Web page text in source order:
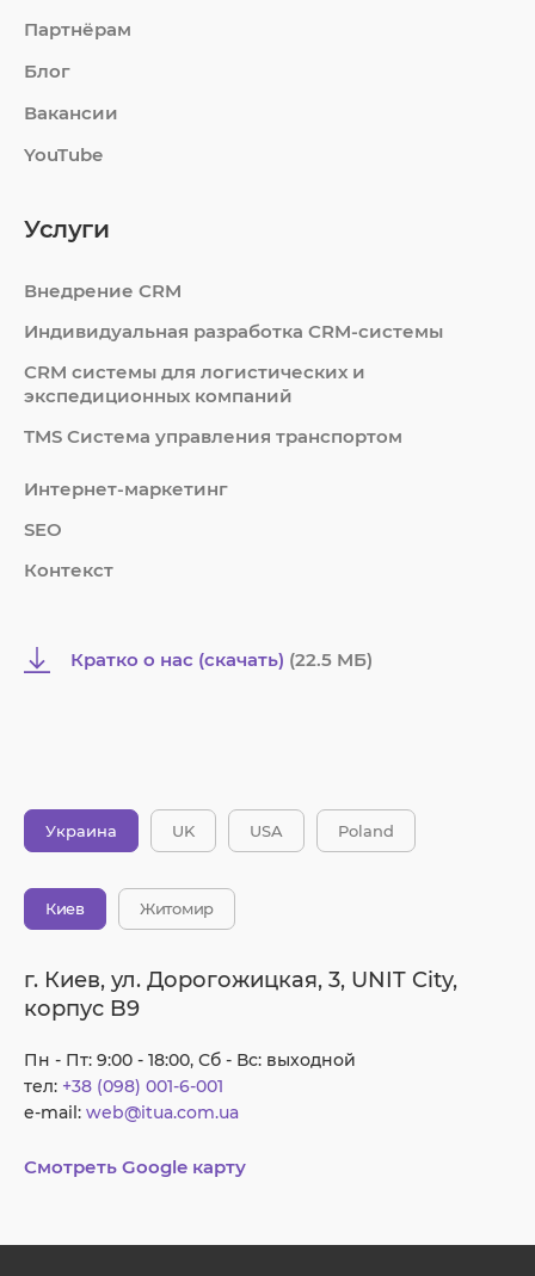
Партнёрам
Блог
Вакансии
YouTube
Услуги
Внедрение CRM
Индивидуальная разработка CRM-системы
СRM системы для логистических и
экспедиционных компаний
TMS Система управления транспортом
Интернет-маркетинг
SEO
Контекст
Кратко о нас (скачать) (22.5 MБ)
Украина UK USA Poland
Киев Житомир
г. Киев, ул. Дорогожицкая, 3, UNIT City,
корпус B9
Пн - Пт: 9:00 - 18:00, Сб - Вс: выходной
тел: +38 (098) 001-6-001
e-mail: web@itua.com.ua
Смотреть Google карту